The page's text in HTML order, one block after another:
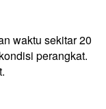
waktu sekitar 20
perangkat.